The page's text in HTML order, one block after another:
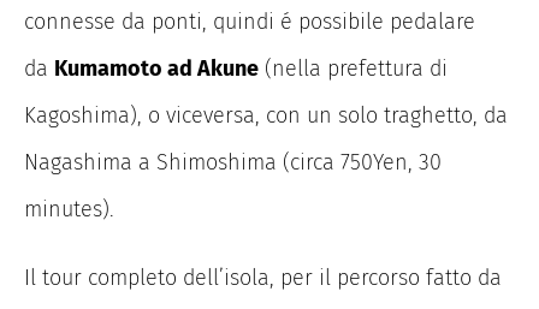
connesse da ponti, quindi é possibile pedalare
da Kumamoto ad Akune (nella prefettura di
Kagoshima), o viceversa, con un solo traghetto, da
Nagashima a Shimoshima (circa 750Yen, 30
minutes).
Il tour completo dell’isola, per il percorso fatto da